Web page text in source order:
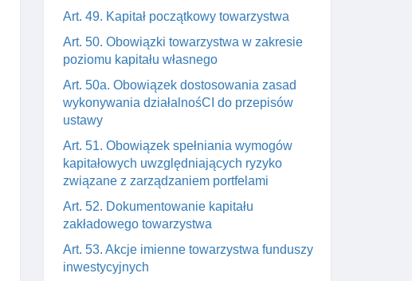
Art. 49. Kapitał początkowy towarzystwa
Art. 50. Obowiązki towarzystwa w zakresie
poziomu kapitału własnego
Art. 50a. Obowiązek dostosowania zasad
wykonywania działalnośCI do przepisów
ustawy
Art. 51. Obowiązek spełniania wymogów
kapitałowych uwzględniających ryzyko
związane z zarządzaniem portfelami
Art. 52. Dokumentowanie kapitału
zakładowego towarzystwa
Art. 53. Akcje imienne towarzystwa funduszy
inwestycyjnych